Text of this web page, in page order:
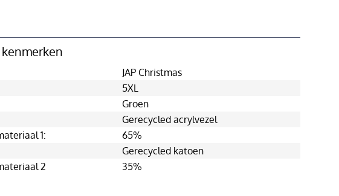
JAP Christmas
5XL
Groen
Gerecycled acrylvezel
1:
65%
Gerecycled katoen
2
35%